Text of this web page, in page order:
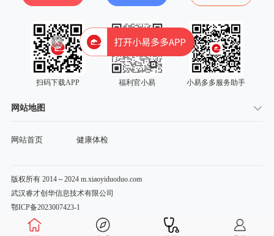
扫码下载APP 福利官小易 小易多多服务助手
网站地图
网站首页 健康体检
版权所有 2014～2024 m.xiaoyiduoduo.com
武汉睿才创华信息技术有限公司
鄂ICP备2023007423-1